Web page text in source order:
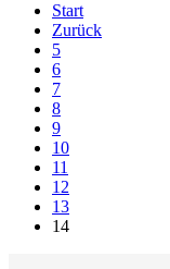
Start
Zurück
5
6
7
8
9
10
11
12
13
14